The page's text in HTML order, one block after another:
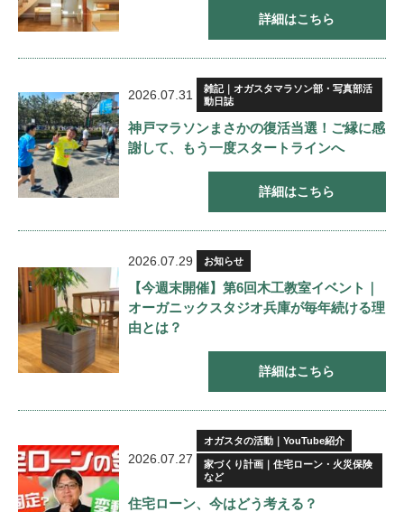
詳細はこちら
2026.07.31
雑記｜オガスタマラソン部・写真部活
動日誌
神戸マラソンまさかの復活当選！ご縁に感
謝して、もう一度スタートラインへ
詳細はこちら
2026.07.29 お知らせ
【今週末開催】第6回木工教室イベント｜
オーガニックスタジオ兵庫が毎年続ける理
由とは？
詳細はこちら
2026.07.27
オガスタの活動｜YouTube紹介
家づくり計画｜住宅ローン・火災保険
など
住宅ローン、今はどう考える？